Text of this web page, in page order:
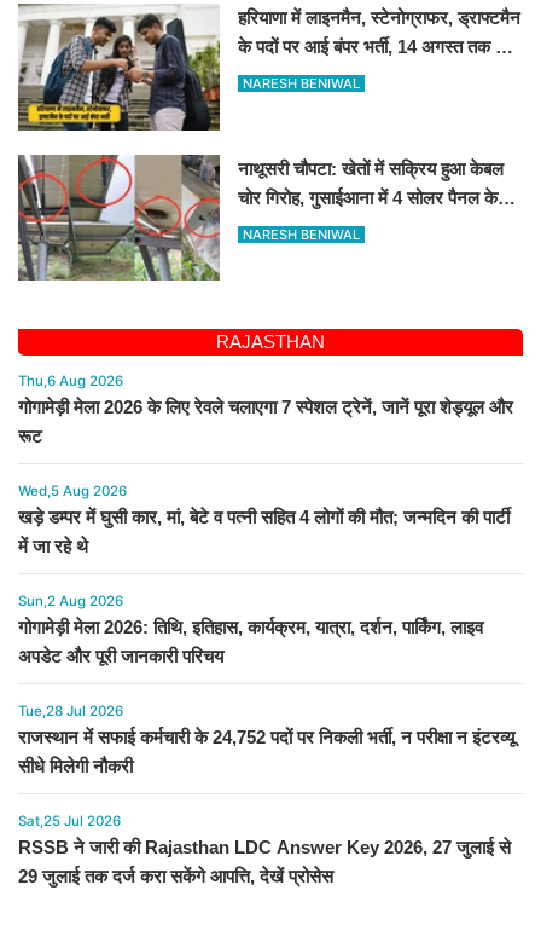
हरियाणा में लाइनमैन, स्टेनोग्राफर, ड्राफ्टमैन
के पदों पर आई बंपर भर्ती, 14 अगस्त तक करें
आवेदन
NARESH BENIWAL
नाथूसरी चौपटा: खेतों में सक्रिय हुआ केबल
चोर गिरोह, गुसाईआना में 4 सोलर पैनल केबल
की चोरी
NARESH BENIWAL
RAJASTHAN
Thu,6 Aug 2026
गोगामेड़ी मेला 2026 के लिए रेवले चलाएगा 7 स्पेशल ट्रेनें, जानें पूरा शेड्यूल और
रूट
Wed,5 Aug 2026
खड़े डम्पर में घुसी कार, मां, बेटे व पत्नी सहित 4 लोगों की मौत; जन्मदिन की पार्टी
में जा रहे थे
Sun,2 Aug 2026
गोगामेड़ी मेला 2026: तिथि, इतिहास, कार्यक्रम, यात्रा, दर्शन, पार्किंग, लाइव
अपडेट और पूरी जानकारी परिचय
Tue,28 Jul 2026
राजस्थान में सफाई कर्मचारी के 24,752 पदों पर निकली भर्ती, न परीक्षा न इंटरव्यू
सीधे मिलेगी नौकरी
Sat,25 Jul 2026
RSSB ने जारी की Rajasthan LDC Answer Key 2026, 27 जुलाई से
29 जुलाई तक दर्ज करा सकेंगे आपत्ति, देखें प्रोसेस